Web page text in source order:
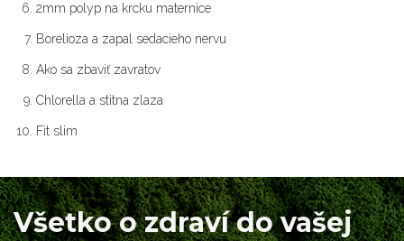
2mm polyp na krcku maternice
Borelioza a zapal sedacieho nervu
Ako sa zbaviť zavratov
Chlorella a stitna zlaza
Fit slim
Všetko o zdraví do vašej